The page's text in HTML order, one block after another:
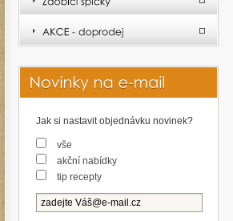
Jak si nastavit objednávku novinek?
vše
akční nabídky
tip recepty